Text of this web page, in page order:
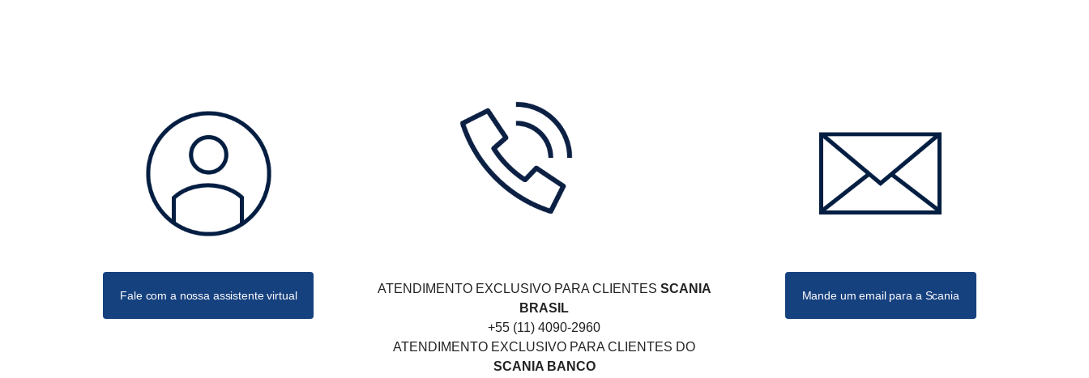
Fale com a nossa assistente virtual
ATENDIMENTO EXCLUSIVO PARA CLIENTES SCANIA
BRASIL
+55 (11) 4090-2960
ATENDIMENTO EXCLUSIVO PARA CLIENTES DO
SCANIA BANCO
Mande um email para a Scania